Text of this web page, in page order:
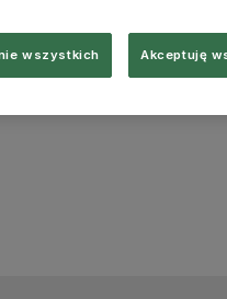
wszystkich Akceptuję